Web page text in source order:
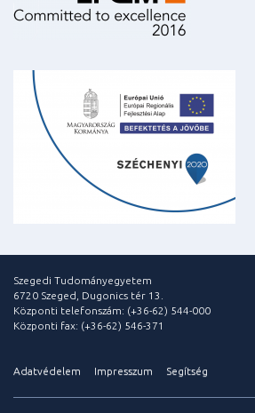
Szegedi Tudományegyetem
6720 Szeged, Dugonics tér 13.
Központi telefonszám: (+36-62) 544-000
Központi fax: (+36-62) 546-371
Adatvédelem Impresszum Segítség